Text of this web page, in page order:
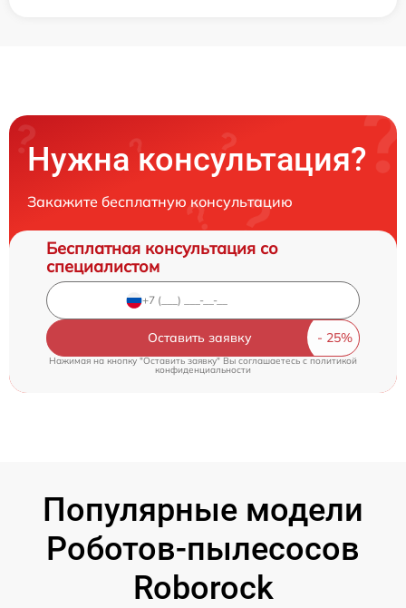
Нужна консультация?
Закажите бесплатную консультацию
Бесплатная консультация со
специалистом
Оставить заявку
Нажимая на кнопку "Оставить заявку" Вы соглашаетесь cполитикой
конфиденциальности
Популярные модели
Роботов-пылесосов
Roborock